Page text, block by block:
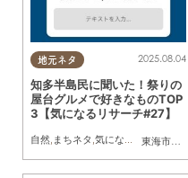
地元ネタ
東海市
,大
2025.08.04
知多半島民に聞いた！祭りの
屋台グルメで好きなものTOP
3【気になるリサーチ#27】
自然 まちネタ 気になるリサーチ